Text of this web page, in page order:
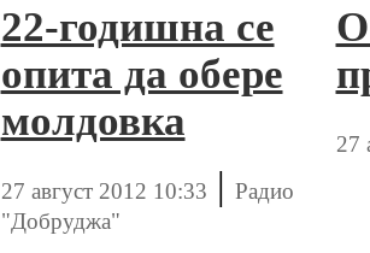
22-годишна се
опита да обере
молдовка
27 август 2012 10:33 | Радио
"Добруджа"
27